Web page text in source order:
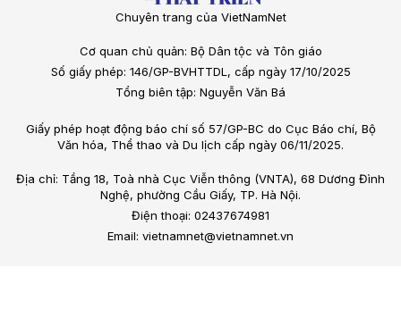
Chuyên trang của VietNamNet
Cơ quan chủ quản: Bộ Dân tộc và Tôn giáo
Số giấy phép: 146/GP-BVHTTDL, cấp ngày 17/10/2025
Tổng biên tập: Nguyễn Văn Bá
Giấy phép hoạt động báo chí số 57/GP-BC do Cục Báo chí, Bộ
Văn hóa, Thể thao và Du lịch cấp ngày 06/11/2025.
Địa chỉ: Tầng 18, Toà nhà Cục Viễn thông (VNTA), 68 Dương Đình
Nghệ, phường Cầu Giấy, TP. Hà Nội.
Điện thoại: 02437674981
Email: vietnamnet@vietnamnet.vn